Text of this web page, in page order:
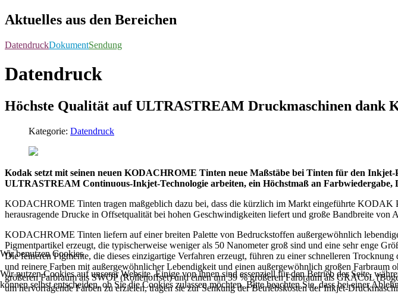
Aktuelles aus den Bereichen
DatendruckDokumentSendung
Datendruck
Höchste Qualität auf ULTRASTREAM Druckmaschinen dank
Kategorie: Datendruck
Kodak setzt mit seinen neuen KODACHROME Tinten neue Maßstäbe bei Tinten für den
ULTRASTREAM Continuous-Inkjet-Technologie arbeiten, ein Höchstmaß an
KODACHROME Tinten tragen maßgeblich dazu bei, dass die kürzlich im Markt eingeführte
herausragende Drucke in Offsetqualität bei hohen Geschwindigkeiten liefert und große Bandbreite von
KODACHROME Tinten liefern auf einer breiten Palette von Bedruckstoffen außergewöhnlich
Pigmentpartikel erzeugt, die typischerweise weniger als 50 Nanometer groß sind und eine sehr enge
Die feineren Pigmente, die dieses einzigartige Verfahren erzeugt, führen zu einer schnelleren
und reinere Farben mit außergewöhnlicher Lebendigkeit und einen außergewöhnlich großen
größeren Farbraum als SWOP (Rollenoffset) und einen um 39 % größeren Farbraum als GRACoL
um hervorragende Farben zu erzielen, tragen sie zur Senkung der Betriebskosten der Inkjet-
Wir benutzen Cookies
Wir nutzen Cookies auf unserer Website. Einige von ihnen sind essenziell für den Betrieb der Seite,
können selbst entscheiden, ob Sie die Cookies zulassen möchten. Bitte beachten Sie, dass bei einer